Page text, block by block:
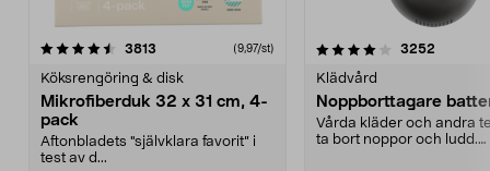
3813 (9,97/st)
Köksrengöring & disk
Mikrofiberduk 32 x 31 cm, 4-
pack
Aftonbladets "självklara favorit” i
test av d...
4.0av 5 stjärnor 3252
Klädvård
Noppborttagare
Vårda kläder och andra
ta bort noppor och ludd.
4.5av 5 stjärnor